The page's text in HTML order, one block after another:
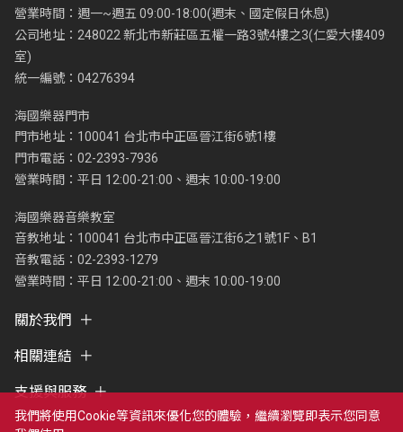
營業時間：週一~週五 09:00-18:00(週末、國定假日休息)
公司地址：248022 新北市新莊區五權一路3號4樓之3(仁愛大樓409
室)
統一編號：04276394
海國樂器門市
門市地址：100041 台北市中正區晉江街6號1樓
門市電話：02-2393-7936
營業時間：平日 12:00-21:00、週末 10:00-19:00
海國樂器音樂教室
音教地址：100041 台北市中正區晉江街6之1號1F、B1
音教電話：02-2393-1279
營業時間：平日 12:00-21:00、週末 10:00-19:00
關於我們
相關連結
支援與服務
我們將使用cookie等資訊來優化您的體驗，繼續瀏覽即表示您同意